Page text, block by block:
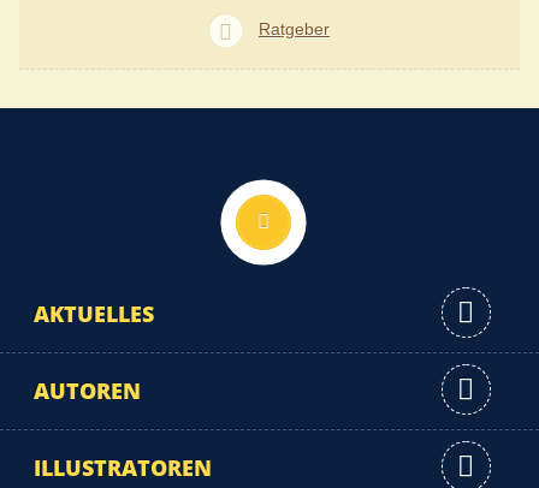
Ratgeber
AKTUELLES
AUTOREN
ILLUSTRATOREN